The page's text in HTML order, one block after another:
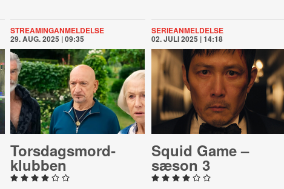
STREAMINGANMELDELSE
29. AUG. 2025 | 09:35
Tors­dags­mord­
klub­ben
SERIEANMELDELSE
02. JULI 2025 | 14:18
Squid Game –
sæson 3